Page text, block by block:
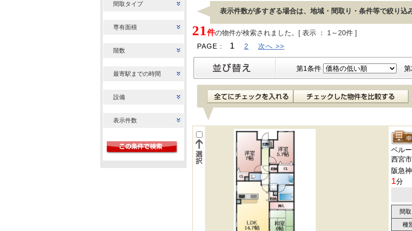
間取タイプ
専有面積
階数
最寄駅までの時間
設備
表示件数
表示件数が多すぎる場合は、地域・間取り・条件等で絞り込
21件の物件が検索されました。[ 表示 ： 1～20件 ]
PAGE :
1 2 次へ >>
第1条件
ベル
西宮
阪急
1分
間取
種